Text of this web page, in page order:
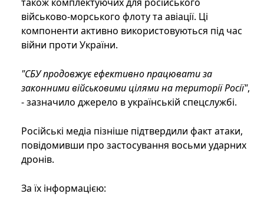
військово-морського флоту та авіації. Ці
компоненти активно використовуються під час
війни проти України.
"СБУ продовжує ефективно працювати за
законними військовими цілями на території Росії",
- зазначило джерело в українській спецслужбі.
Російські медіа пізніше підтвердили факт атаки,
повідомивши про застосування восьми ударних
дронів.
За їх інформацією: